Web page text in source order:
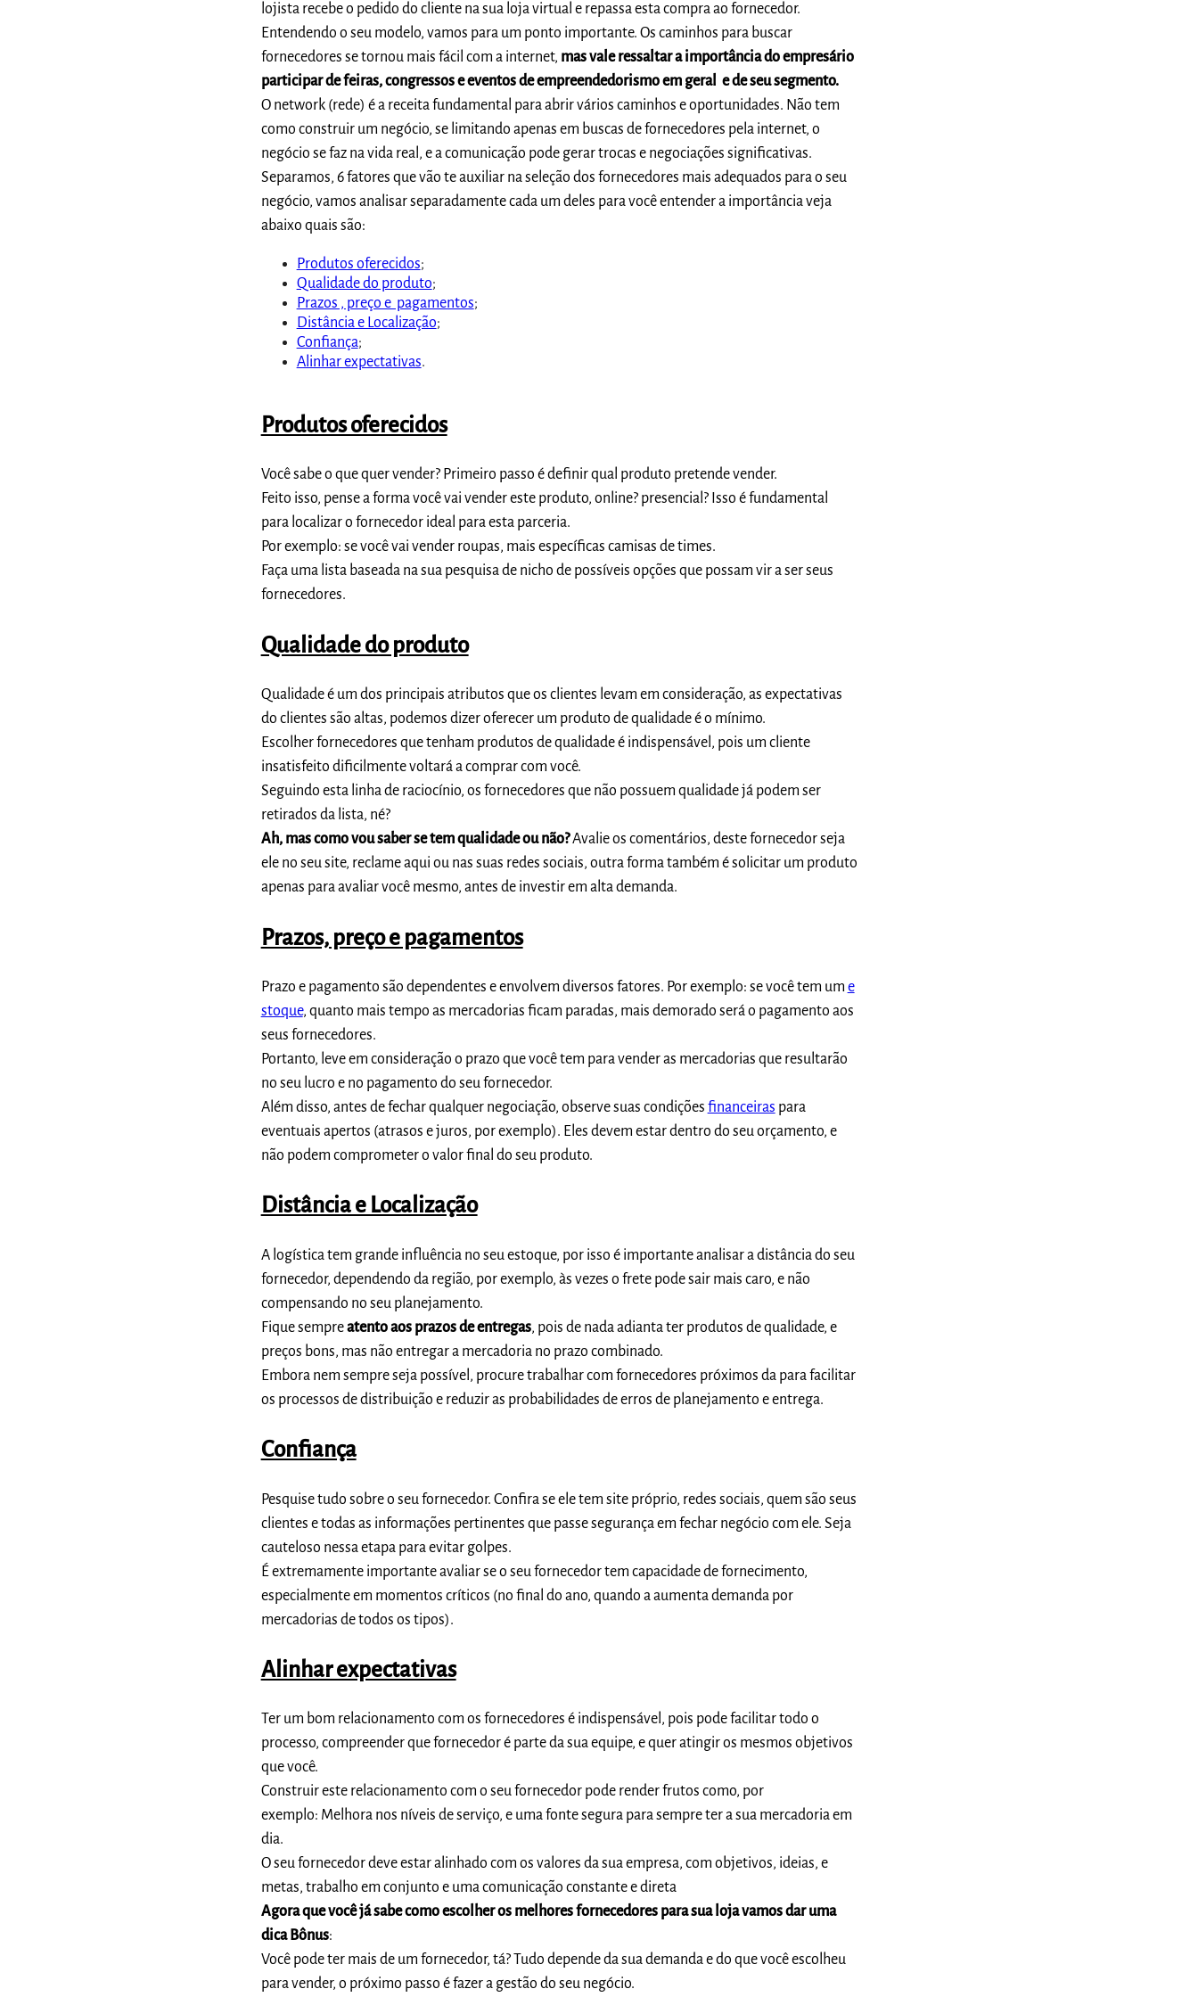
lojista recebe o pedido do cliente na sua loja virtual e repassa esta compra ao fornecedor.
Entendendo o seu modelo, vamos para um ponto importante. Os caminhos para buscar
fornecedores se tornou mais fácil com a internet, mas vale ressaltar a importância do empresário
participar de feiras, congressos e eventos de empreendedorismo em geral e de seu segmento.
O network(rede) é a receita fundamental para abrir vários caminhos e oportunidades. Não tem
como construir um negócio, se limitando apenas em buscas de fornecedores pela internet, o
negócio se faz na vida real, e a comunicação pode gerar trocas e negociações significativas.
Separamos, 6 fatores que vão te auxiliar na seleção dos fornecedores mais adequados para o seu
negócio, vamos analisar separadamente cada um deles para você entender a importância veja
abaixo quais são:
Produtos oferecidos;
Qualidade do produto;
Prazos , preço e pagamentos;
Distância e Localização;
Confiança;
Alinhar expectativas.
Produtos oferecidos
Você sabe o que quer vender? Primeiro passo é definir qual produto pretende vender.
Feito isso, pense a forma você vai vender este produto, online? presencial? Isso é fundamental
para localizar o fornecedor ideal para esta parceria.
Por exemplo: se você vai vender roupas, mais específicas camisas de times.
Faça uma listabaseada na sua pesquisa de nicho de possíveis opções que possam vir a ser seus
fornecedores.
Qualidade do produto
Qualidade é um dos principais atributos que os clientes levam em consideração, as expectativas
do clientes são altas, podemos dizer oferecer um produto de qualidade é o mínimo.
Escolher fornecedores que tenham produtos de qualidade é indispensável, pois um cliente
insatisfeito dificilmente voltará a comprar com você.
Seguindo esta linha de raciocínio, os fornecedores que não possuem qualidade já podem ser
retirados da lista, né?
Ah, mas como vou saber se tem qualidade ou não?Avalie os comentários, deste fornecedor seja
ele no seu site, reclame aqui ou nas suas redes sociais, outra forma também é solicitar um produto
apenas para avaliar você mesmo, antes de investir em alta demanda.
Prazos, preço e pagamentos
Prazo e pagamento são dependentes e envolvem diversos fatores. Por exemplo: se você tem ume
stoque, quanto mais tempo as mercadorias ficam paradas, mais demorado será o pagamento aos
seus fornecedores.
Portanto, leve em consideração o prazo que você tem para vender as mercadorias que resultarão
no seu lucro e no pagamento do seu fornecedor.
Além disso, antes de fechar qualquer negociação, observe suas condições financeiras para
eventuais apertos (atrasos e juros, por exemplo). Eles devem estar dentro do seu orçamento, e
não podem comprometer o valor final do seu produto.
Distância e Localização
A logística tem grande influência no seu estoque, por isso é importante analisar a distância do seu
fornecedor, dependendo da região, por exemplo, às vezes o frete pode sair mais caro, e não
compensando no seu planejamento.
Fique sempreatento aos prazos de entregas, pois de nada adianta ter produtos de qualidade, e
preços bons, mas não entregar a mercadoria no prazo combinado.
Embora nem sempre seja possível, procure trabalhar com fornecedores próximos da para facilitar
os processos de distribuição e reduzir as probabilidades de erros de planejamento e entrega.
Confiança
Pesquise tudo sobre o seu fornecedor. Confira se ele tem site próprio, redes sociais, quem são seus
clientes e todas as informações pertinentes que passe segurança em fechar negócio com ele. Seja
cauteloso nessa etapa para evitar golpes.
É extremamente importante avaliar se o seu fornecedor tem capacidade de fornecimento,
especialmente em momentos críticos (no final do ano, quando a aumenta demanda por
mercadorias de todos os tipos).
Alinhar expectativas
Ter um bom relacionamento com os fornecedores é indispensável, pois pode facilitar todo o
processo, compreender que fornecedor é parte da sua equipe, e quer atingir os mesmos objetivos
que você.
Construir este relacionamento com o seu fornecedor pode render frutos como, por
exemplo: Melhora nos níveis de serviço, e uma fonte segura para sempre ter a sua mercadoria em
dia.
O seu fornecedor deve estar alinhado com os valores da sua empresa, com objetivos, ideias, e
metas, trabalho em conjunto e uma comunicação constante e direta
Agora que você já sabe como escolher os melhores fornecedores para sua loja vamos dar uma
dica Bônus:
Você pode ter mais de um fornecedor, tá? Tudo depende da sua demanda e do que você escolheu
para vender, o próximo passo é fazer a gestão do seu negócio.